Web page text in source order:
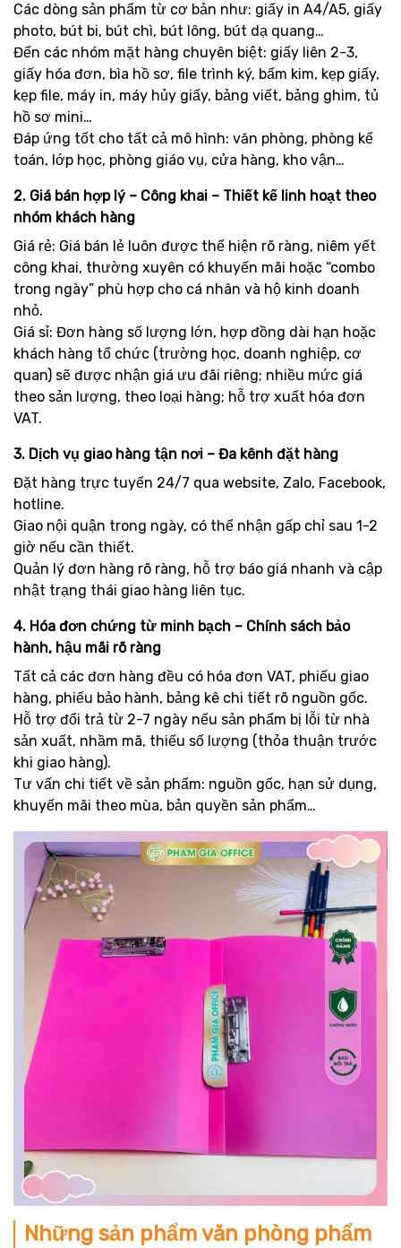
Các dòng sản phẩm từ cơ bản như: giấy in A4/A5, giấy
photo, bút bi, bút chì, bút lông, bút dạ quang…
Đến các nhóm mặt hàng chuyên biệt: giấy liên 2-3,
giấy hóa đơn, bìa hồ sơ, file trình ký, bấm kim, kẹp giấy,
kẹp file, máy in, máy hủy giấy, bảng viết, bảng ghim, tủ
hồ sơ mini…
Đáp ứng tốt cho tất cả mô hình: văn phòng, phòng kế
toán, lớp học, phòng giáo vụ, cửa hàng, kho vận…
2. Giá bán hợp lý – Công khai – Thiết kế linh hoạt theo
nhóm khách hàng
Giá rẻ: Giá bán lẻ luôn được thể hiện rõ ràng, niêm yết
công khai, thường xuyên có khuyến mãi hoặc “combo
trong ngày” phù hợp cho cá nhân và hộ kinh doanh
nhỏ.
Giá sỉ: Đơn hàng số lượng lớn, hợp đồng dài hạn hoặc
khách hàng tổ chức (trường học, doanh nghiệp, cơ
quan) sẽ được nhận giá ưu đãi riêng; nhiều mức giá
theo sản lượng, theo loại hàng; hỗ trợ xuất hóa đơn
VAT.
3. Dịch vụ giao hàng tận nơi – Đa kênh đặt hàng
Đặt hàng trực tuyến 24/7 qua website, Zalo, Facebook,
hotline.
Giao nội quận trong ngày, có thể nhận gấp chỉ sau 1-2
giờ nếu cần thiết.
Quản lý đơn hàng rõ ràng, hỗ trợ báo giá nhanh và cập
nhật trạng thái giao hàng liên tục.
4. Hóa đơn chứng từ minh bạch – Chính sách bảo
hành, hậu mãi rõ ràng
Tất cả các đơn hàng đều có hóa đơn VAT, phiếu giao
hàng, phiếu bảo hành, bảng kê chi tiết rõ nguồn gốc.
Hỗ trợ đổi trả từ 2-7 ngày nếu sản phẩm bị lỗi từ nhà
sản xuất, nhầm mã, thiếu số lượng (thỏa thuận trước
khi giao hàng).
Tư vấn chi tiết về sản phẩm: nguồn gốc, hạn sử dụng,
khuyến mãi theo mùa, bản quyền sản phẩm…
Những sản phẩm văn phòng phẩm